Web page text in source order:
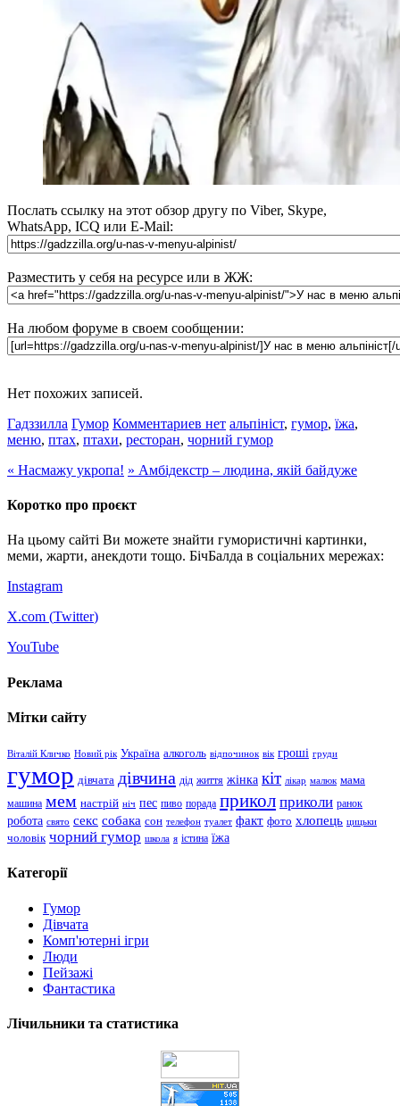
Послать ссылку на этот обзор другу по Viber, Skype,
WhatsApp, ICQ или E-Mail:
Разместить у себя на ресурсе или в ЖЖ:
На любом форуме в своем сообщении:
Нет похожих записей.
Гадззилла Гумор Комментариев нет альпініст, гумор, їжа,
меню, птах, птахи, ресторан, чорний гумор
« Насмажу укропа! » Амбідекстр – людина, якій байдуже
Коротко про проєкт
На цьому сайті Ви можете знайти гумористичні картинки,
меми, жарти, анекдоти тощо. БічБалда в соціальних мережах:
Instagram
X.com (Twitter)
YouTube
Реклама
Мітки сайту
Віталій Кличко Новий рік Україна алкоголь відпочинок вік гроші груди
гумор дівчата дівчина дід життя жінка кіт лікар малюк мама
машина мем настрій ніч пес пиво порада прикол приколи ранок
робота свято секс собака сон телефон туалет факт фото хлопець цицьки
чоловік чорний гумор школа я істина їжа
Категорії
Гумор
Дівчата
Комп'ютерні ігри
Люди
Пейзажі
Фантастика
Лічильники та статистика